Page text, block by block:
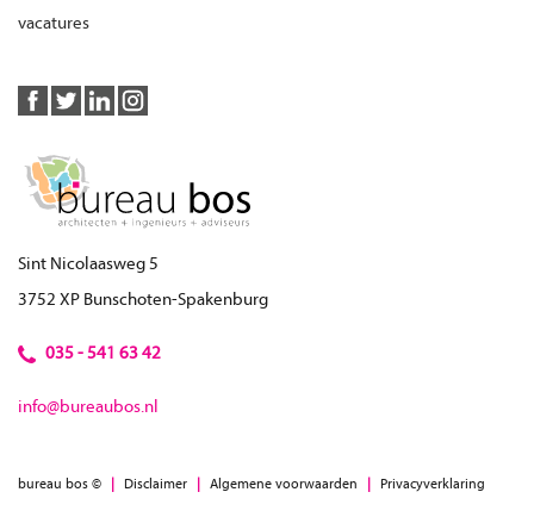
vacatures
Sint Nicolaasweg 5
3752 XP Bunschoten-Spakenburg
035 - 541 63 42
info@bureaubos.nl
bureau bos © | Disclaimer | Algemene voorwaarden | Privacyverklaring